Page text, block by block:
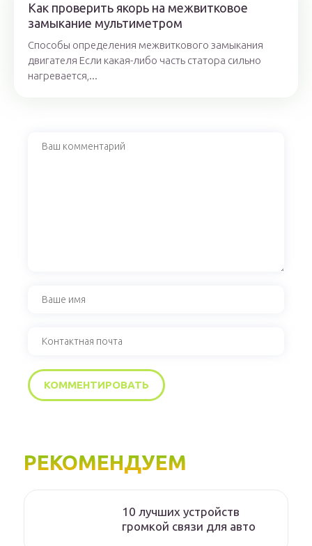
Как проверить якорь на межвитковое
замыкание мультиметром
Способы определения межвиткового замыкания
двигателя Если какая-либо часть статора сильно
нагревается,...
РЕКОМЕНДУЕМ
10 лучших устройств
громкой связи для авто